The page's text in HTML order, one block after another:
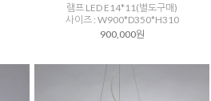
램프 LED E14*11(별도구매)
사이즈 : W900*D350*H310
900,000원